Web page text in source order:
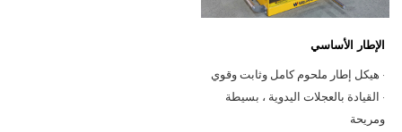
الإطار الأساسي
· هيكل إطار ملحوم كامل وثابت وقوي
ومريحة